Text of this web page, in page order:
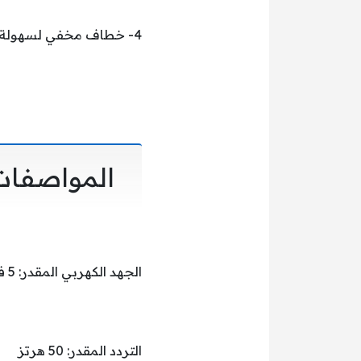
4- خطاف مخفي لسهولة التخزين.
الجهد الكهربي المقدر: 5 فولت
التردد المقدر: 50 هرتز